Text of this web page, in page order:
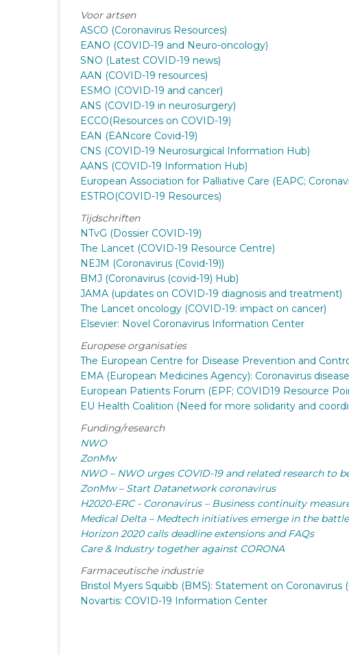
Voor artsen
ASCO (Coronavirus Resources)
EANO (COVID-19 and Neuro-oncology)
SNO (Latest COVID-19 news)
AAN (COVID-19 resources)
ESMO (COVID-19 and cancer)
ANS (COVID-19 in neurosurgery)
ECCO(Resources on COVID-19)
EAN (EANcore Covid-19)
CNS (COVID-19 Neurosurgical Information Hub)
AANS (COVID-19 Information Hub)
European Association for Palliative Care (EAPC;
ESTRO(COVID-19 Resources)
Tijdschriften
NTvG (Dossier COVID-19)
The Lancet (COVID-19 Resource Centre)
NEJM (Coronavirus (Covid-19))
BMJ (Coronavirus (covid-19) Hub)
JAMA (updates on COVID-19 diagnosis and treatment)
The Lancet oncology (COVID-19: impact on cancer)
Elsevier: Novel Coronavirus Information Center
Europese organisaties
The European Centre for Disease Prevention and
EMA (European Medicines Agency): Coronavirus
European Patients Forum (EPF; COVID19 Resource
EU Health Coalition (Need for more solidarity and
Funding/research
NWO
ZonMw
NWO – NWO urges COVID-19 and related research to
ZonMw – Start Datanetwork coronavirus
H2020-ERC - Coronavirus – Business continuity
Medical Delta – Medtech initiatives emerge in the
Horizon 2020 calls deadline extensions and FAQs
Care & Industry together against CORONA
Farmaceutische industrie
Bristol Myers Squibb (BMS): Statement on Coronavirus
Novartis: COVID-19 Information Center